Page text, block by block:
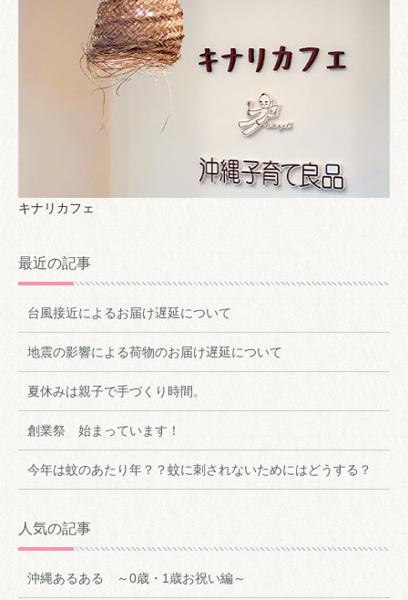
キナリカフェ
最近の記事
台風接近によるお届け遅延について
地震の影響による荷物のお届け遅延について
夏休みは親子で手づくり時間。
創業祭 始まっています！
今年は蚊のあたり年？？蚊に刺されないためにはどうする？
人気の記事
沖縄あるある ～0歳・1歳お祝い編～